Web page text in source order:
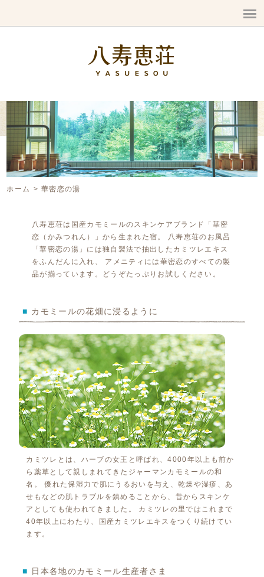
ホーム 華密恋の湯
八寿恵荘は国産カモミールのスキンケアブランド「華密
恋（かみつれん）」から生まれた宿。 八寿恵荘のお風呂
「華密恋の湯」には独自製法で抽出したカミツレエキス
をふんだんに入れ、 アメニティには華密恋のすべての製
品が揃っています。どうぞたっぷりお試しください。
■ カモミールの花畑に浸るように
カミツレとは、ハーブの女王と呼ばれ、4000年以上も前か
ら薬草として親しまれてきたジャーマンカモミールの和
名。 優れた保湿力で肌にうるおいを与え、乾燥や湿疹、あ
せもなどの肌トラブルを鎮めることから、昔からスキンケ
アとしても使われてきました。 カミツレの里ではこれまで
40年以上にわたり、国産カミツレエキスをつくり続けてい
ます。
■ 日本各地のカモミール生産者さま